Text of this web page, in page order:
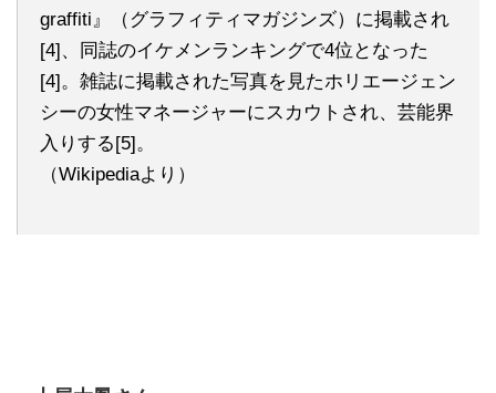
graffiti』（グラフィティマガジンズ）に掲載され
[4]、同誌のイケメンランキングで4位となった
[4]。雑誌に掲載された写真を見たホリエージェン
シーの女性マネージャーにスカウトされ、芸能界
入りする[5]。
（Wikipediaより）